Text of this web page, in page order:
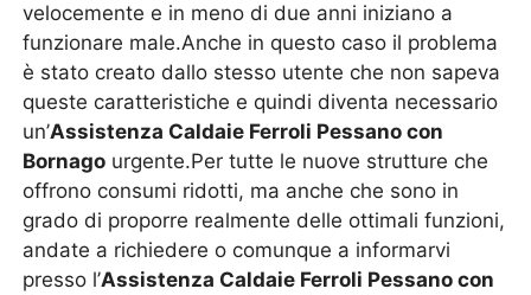
velocemente e in meno di due anni iniziano a
funzionare male.Anche in questo caso il problema
è stato creato dallo stesso utente che non sapeva
queste caratteristiche e quindi diventa necessario
un’Assistenza Caldaie Ferroli Pessano con
Bornago urgente.Per tutte le nuove strutture che
offrono consumi ridotti, ma anche che sono in
grado di proporre realmente delle ottimali funzioni,
andate a richiedere o comunque a informarvi
presso l’Assistenza Caldaie Ferroli Pessano con